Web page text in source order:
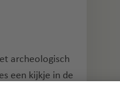
archeologisch
een kijkje in de
werden